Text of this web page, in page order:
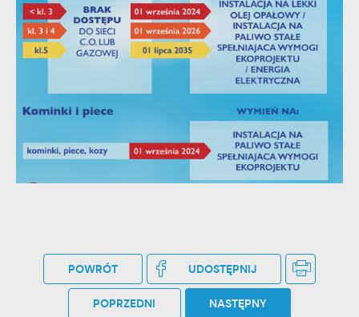
POWRÓT UDOSTĘPNIJ
POPRZEDNI NASTĘPNY